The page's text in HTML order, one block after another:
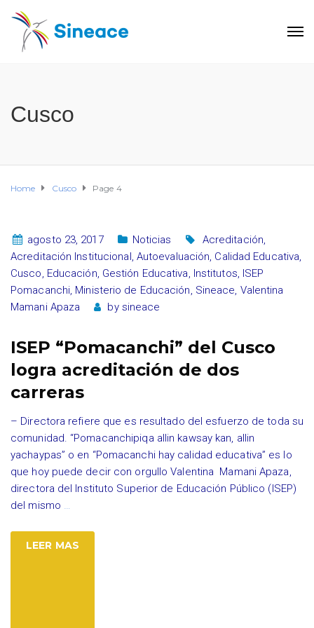
Cusco
Home Cusco Page 4
agosto 23, 2017 Noticias Acreditación,
Acreditación Institucional, Autoevaluación, Calidad Educativa,
Cusco, Educación, Gestión Educativa, Institutos, ISEP
Pomacanchi, Ministerio de Educación, Sineace, Valentina
Mamani Apaza
by sineace
ISEP “Pomacanchi” del Cusco
logra acreditación de dos
carreras
– Directora refiere que es resultado del esfuerzo de toda su
comunidad. “Pomacanchipiqa allin kawsay kan, allin
yachaypas” o en “Pomacanchi hay calidad educativa” es lo
que hoy puede decir con orgullo Valentina Mamani Apaza,
directora del Instituto Superior de Educación Público (ISEP)
del mismo …
LEER MAS